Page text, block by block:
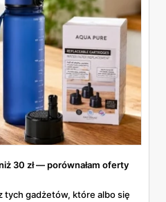
30 zł — porównałam oferty
tych gadżetów, które albo się